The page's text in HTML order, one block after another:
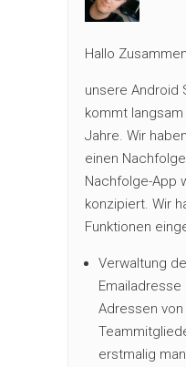
Hallo Zusammen
unsere Android
kommt
Jahre. Wir
einen
Nachfolge-App
konzipiert. Wir
Funktionen
Verwaltung
Adressen von
erstmalig